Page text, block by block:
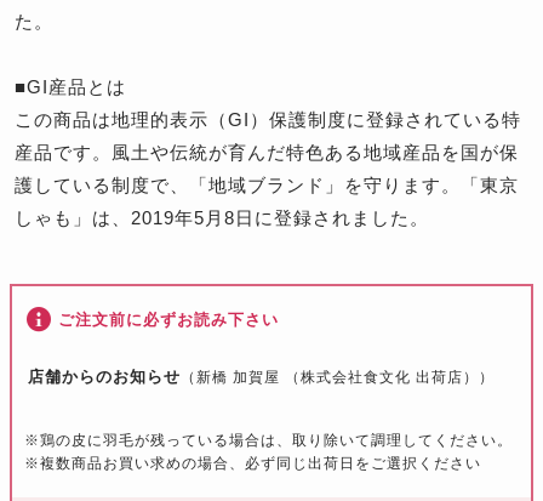
た。
■GI産品とは
この商品は地理的表示（GI）保護制度に登録されている特
産品です。風土や伝統が育んだ特色ある地域産品を国が保
護している制度で、「地域ブランド」を守ります。「東京
しゃも」は、2019年5月8日に登録されました。
ご注文前に必ずお読み下さい
店舗からのお知らせ （新橋 加賀屋 （株式会社食文化 出荷店））
※鶏の皮に羽毛が残っている場合は、取り除いて調理してください。
※複数商品お買い求めの場合、必ず同じ出荷日をご選択ください